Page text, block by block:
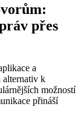
přes
a
alternativ k
možností
přináší